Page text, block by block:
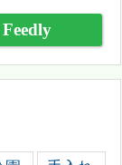
Feedly